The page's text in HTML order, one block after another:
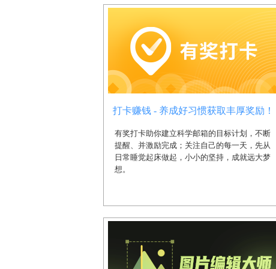
打卡赚钱 - 养成好习惯获取丰厚奖励！
有奖打卡助你建立科学邮箱的目标计划，不断
提醒、并激励完成；关注自己的每一天，先从
日常睡觉起床做起，小小的坚持，成就远大梦
想。